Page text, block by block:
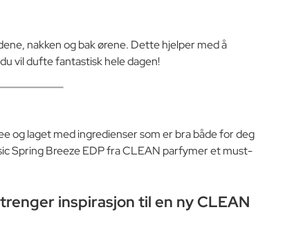
nakken og bak ørene. Dette hjelper med å
vil dufte fantastisk hele dagen!
laget med ingredienser som er bra både for deg
Spring Breeze EDP fra CLEAN parfymer et must-
inspirasjon til en ny CLEAN